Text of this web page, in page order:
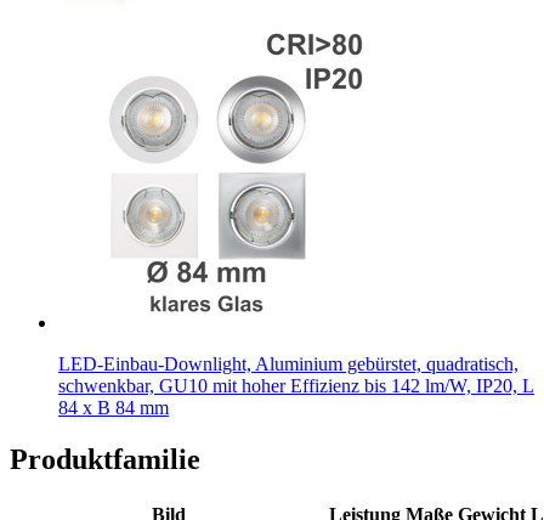
LED-Einbau-Downlight, Aluminium gebürstet, quadratisch,
schwenkbar, GU10 mit hoher Effizienz bis 142 lm/W, IP20, L
84 x B 84 mm
Produktfamilie
Bild Leistung Maße Gewicht